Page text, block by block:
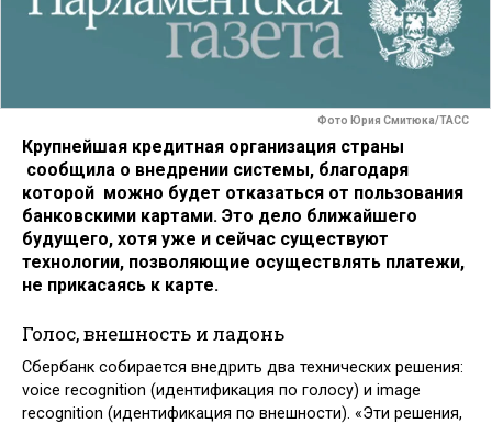
Фото Юрия Смитюка/ТАСС
Крупнейшая кредитная организация страны
сообщила о внедрении системы, благодаря
которой можно будет отказаться от пользования
банковскими картами. Это дело ближайшего
будущего, хотя уже и сейчас существуют
технологии, позволяющие осуществлять платежи,
не прикасаясь к карте.
Голос, внешность и ладонь
Сбербанк собирается внедрить два технических решения:
voice recognition (идентификация по голосу) и image
recognition (идентификация по внешности). «Эти решения,